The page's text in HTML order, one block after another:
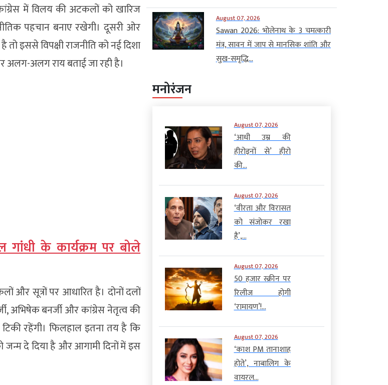
में विलय की अटकलों को खारिज
पहचान बनाए रखेगी। दूसरी ओर
इससे विपक्षी राजनीति को नई दिशा
अलग-अलग राय बताई जा रही है।
के कार्यक्रम पर बोले
और सूत्रों पर आधारित है। दोनों दलों
अभिषेक बनर्जी और कांग्रेस नेतृत्व की
रहेंगी। फिलहाल इतना तय है कि
जन्म दे दिया है और आगामी दिनों में इस
August 07, 2026
Sawan 2026: भोलेनाथ के 3 चमत्कारी
मंत्र, सावन में जाप से मानसिक शांति और
सुख-समृद्धि...
मनोरंजन
August 07, 2026
‘आधी उम्र की
हीरोइनों से’ हीरो
की...
August 07, 2026
‘वीरता और विरासत
को संजोकर रखा
है’,...
August 07, 2026
50 हजार स्क्रीन पर
रिलीज होगी
‘रामायण’!...
August 07, 2026
‘काश PM तानाशाह
होते’, नाबालिग के
वायरल...